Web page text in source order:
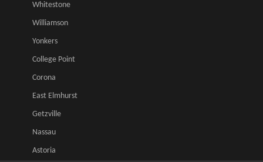
Whitestone
Williamson
Yonkers
College Point
Corona
East Elmhurst
Getzville
Nassau
Astoria